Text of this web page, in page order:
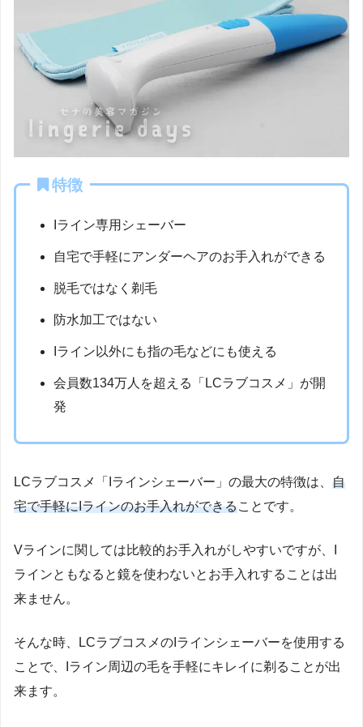
特徴
Iライン専用シェーバー
自宅で手軽にアンダーヘアのお手入れができる
脱毛ではなく剃毛
防水加工ではない
Iライン以外にも指の毛などにも使える
会員数134万人を超える「LCラブコスメ」が開
発
LCラブコスメ「Iラインシェーバー」の最大の特徴は、 自
宅で手軽にIラインのお手入れができることです。
Vラインに関しては比較的お手入れがしやすいですが、I
ラインともなると鏡を使わないとお手入れすることは出
来ません。
そんな時、LCラブコスメのIラインシェーバーを使用する
ことで、Iライン周辺の毛を手軽にキレイに剃ることが出
来ます。